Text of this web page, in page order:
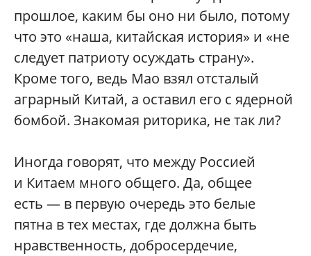
прошлое, каким бы оно ни было, потому
что это «наша, китайская история» и «не
следует патриоту осуждать страну».
Кроме того, ведь Мао взял отсталый
аграрный Китай, а оставил его с ядерной
бомбой. Знакомая риторика, не так ли?
Иногда говорят, что между Россией
и Китаем много общего. Да, общее
есть — в первую очередь это белые
пятна в тех местах, где должна быть
нравственность, добросердечие,